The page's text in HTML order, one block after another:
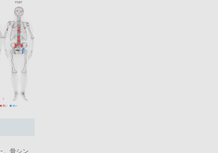
。骨シン